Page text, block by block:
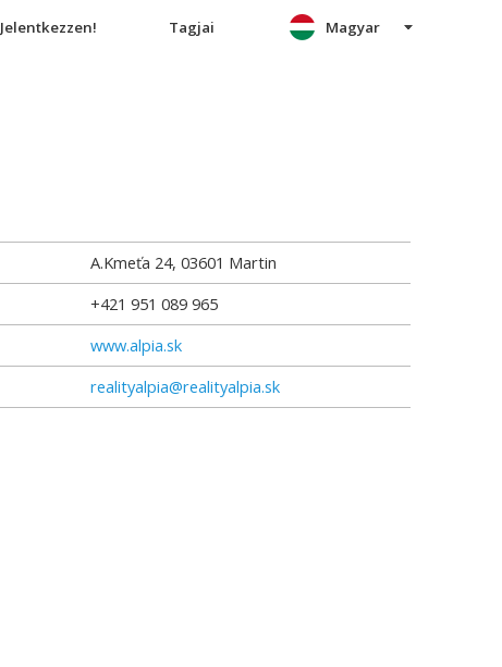
Jelentkezzen! Tagjai Magyar
A.Kmeťa 24, 03601 Martin
+421 951 089 965
www.alpia.sk
realityalpia@realityalpia.sk